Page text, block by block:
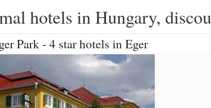
hotels in Hungary,
Park - 4 star hotels in Eger